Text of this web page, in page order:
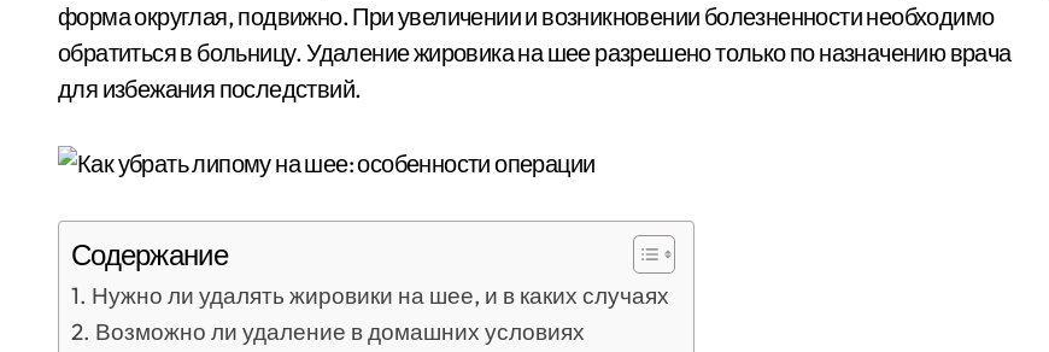
форма округлая, подвижно. При увеличении и возникновении болезненности необходимо
обратиться в больницу. Удаление жировика на шее разрешено только по назначению врача
для избежания последствий.
Содержание
Нужно ли удалять жировики на шее, и в каких случаях
Возможно ли удаление в домашних условиях